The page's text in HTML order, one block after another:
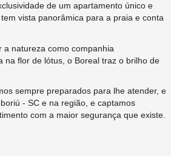
de um apartamento único e
vista panorâmica para a praia e conta
a natureza como companhia
flor de lótus, o Boreal traz o brilho de
sempre preparados para lhe atender, e
- SC e na região, e captamos
com a maior segurança que existe.